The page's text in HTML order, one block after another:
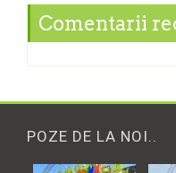
Comentarii
POZE DE LA NOI..